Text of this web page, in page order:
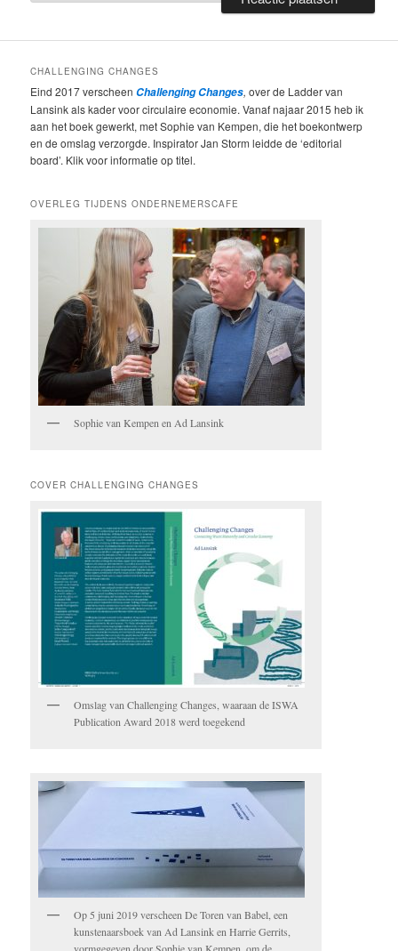
CHALLENGING CHANGES
Eind 2017 verscheen Challenging Changes, over de Ladder van
Lansink als kader voor circulaire economie. Vanaf najaar 2015 heb ik
aan het boek gewerkt, met Sophie van Kempen, die het boekontwerp
en de omslag verzorgde. Inspirator Jan Storm leidde de ‘editorial
board’. Klik voor informatie op titel.
OVERLEG TIJDENS ONDERNEMERSCAFE
Sophie van Kempen en Ad Lansink
COVER CHALLENGING CHANGES
Omslag van Challenging Changes, waaraan de ISWA
Publication Award 2018 werd toegekend
Op 5 juni 2019 verscheen De Toren van Babel, een
kunstenaarsboek van Ad Lansink en Harrie Gerrits,
vormgegeven door Sophie van Kempen, om de